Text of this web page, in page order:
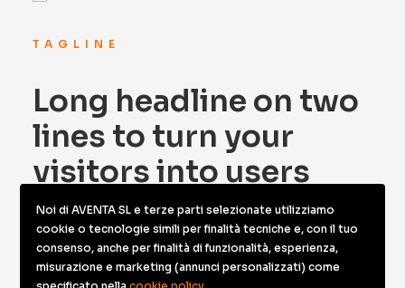
TAGLINE
Long headline on two
lines to turn your
visitors into users
Change the color to match your brand or vision, add your
logo, choose the perfect layout, modify menu settings,
add animations, add shape dividers, increase
Noi di AVENTA SL e terze parti selezionate utilizziamo
cookie o tecnologie simili per finalità tecniche e, con il tuo
consenso, anche per finalità di funzionalità, esperienza,
misurazione e marketing (annunci personalizzati) come